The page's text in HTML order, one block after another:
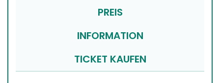
PREIS
INFORMATION
TICKET KAUFEN